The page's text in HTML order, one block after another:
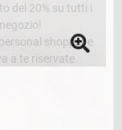
del 20% su tutti i
shopper e
a te riservate.